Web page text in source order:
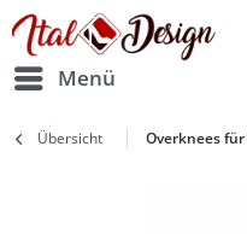
Zur Hauptnavigation springen
Menü
Übersicht Overknees